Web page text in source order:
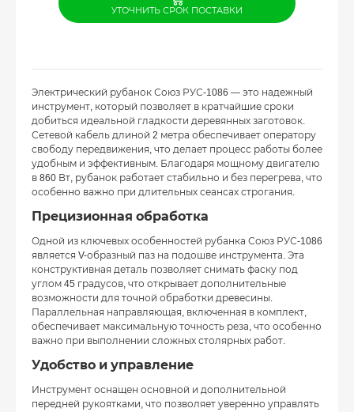
УТОЧНИТЬ СРОК ПОСТАВКИ
Электрический рубанок Союз РУС-1086 — это надежный
инструмент, который позволяет в кратчайшие сроки
добиться идеальной гладкости деревянных заготовок.
Сетевой кабель длиной 2 метра обеспечивает оператору
свободу передвижения, что делает процесс работы более
удобным и эффективным. Благодаря мощному двигателю
в 860 Вт, рубанок работает стабильно и без перегрева, что
особенно важно при длительных сеансах строгания.
Прецизионная обработка
Одной из ключевых особенностей рубанка Союз РУС-1086
является V-образный паз на подошве инструмента. Эта
конструктивная деталь позволяет снимать фаску под
углом 45 градусов, что открывает дополнительные
возможности для точной обработки древесины.
Параллельная направляющая, включенная в комплект,
обеспечивает максимальную точность реза, что особенно
важно при выполнении сложных столярных работ.
Удобство и управление
Инструмент оснащен основной и дополнительной
передней рукоятками, что позволяет уверенно управлять